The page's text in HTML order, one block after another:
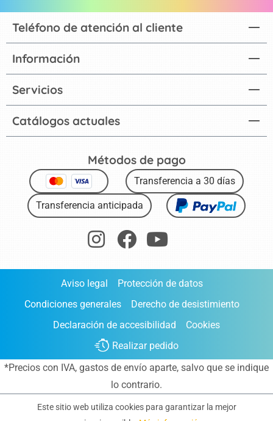
Catálogos actuales
Teléfono de atención al cliente
Información
Servicios
Métodos de pago
Transferencia a 30 días
Transferencia anticipada
Aviso legal
Protección de datos
Condiciones generales
Derecho de desistimiento
Declaración de accesibilidad
Cookies
Realizar pedido
*Precios con IVA, gastos de envío aparte, salvo que se indique
lo contrario.
Este sitio web utiliza cookies para garantizar la mejor